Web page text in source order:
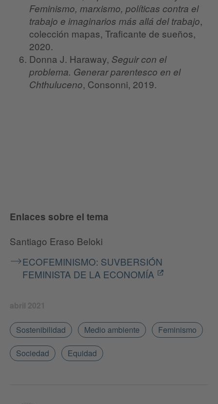
Feminismo, marxismo, políticas contra el
trabajo e imaginarios más allá del trabajo,
colección mapas, Traficante de sueños,
2020.
Donna J. Haraway, Seguir con el
problema. Generar parentesco en el
Chthuluceno, Consonni, 2019.
Enlaces sobre el tema
Santiago Eraso Beloki
ECOFEMINISMO: SUVBERSIÓN
FEMINISTA DE LA ECONOMÍA
abril 2021
Sostenibilidad Medio ambiente Feminismo
Sociedad Equidad